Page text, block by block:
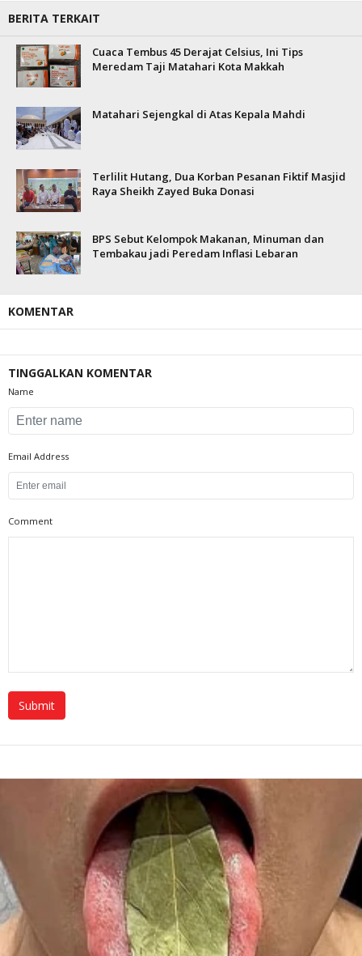
BERITA TERKAIT
Cuaca Tembus 45 Derajat Celsius, Ini Tips
Meredam Taji Matahari Kota Makkah
Matahari Sejengkal di Atas Kepala Mahdi
Terlilit Hutang, Dua Korban Pesanan Fiktif Masjid
Raya Sheikh Zayed Buka Donasi
BPS Sebut Kelompok Makanan, Minuman dan
Tembakau jadi Peredam Inflasi Lebaran
KOMENTAR
TINGGALKAN KOMENTAR
Name
Email Address
Comment